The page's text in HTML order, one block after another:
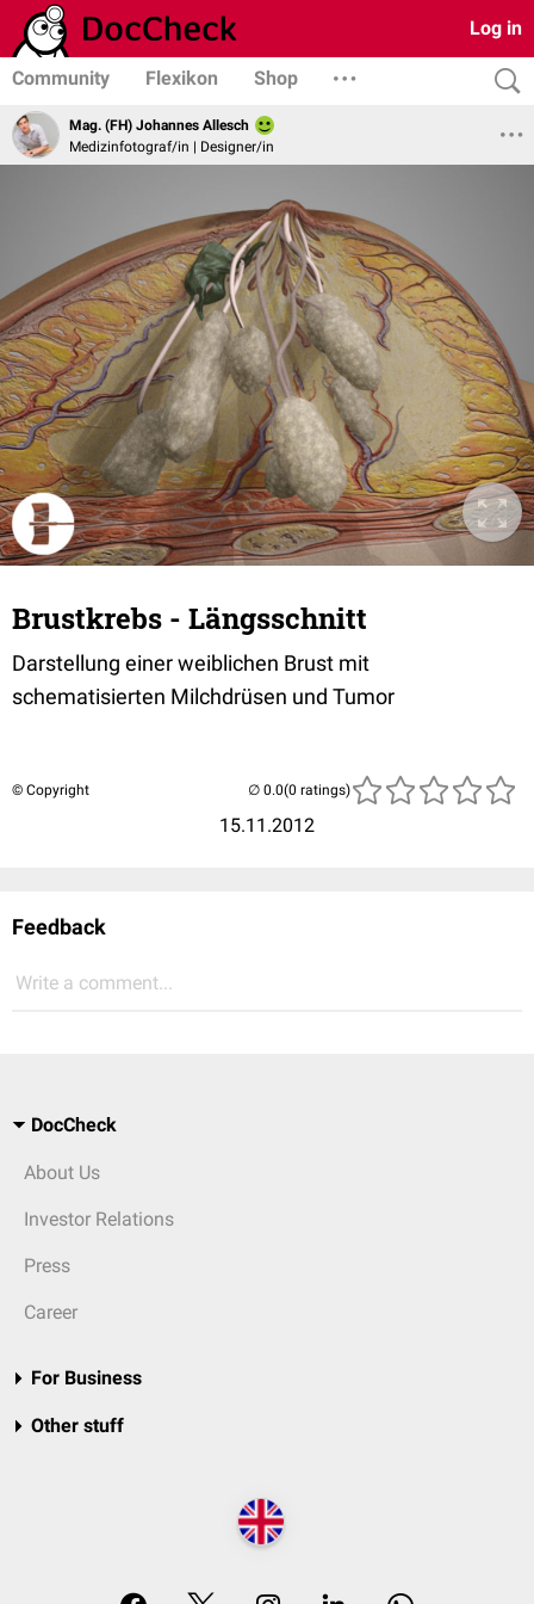
Log in
Community Flexikon Shop
Mag. (FH) Johannes Allesch
Medizinfotograf/in | Designer/in
Brustkrebs - Längsschnitt
Darstellung einer weiblichen Brust mit
schematisierten Milchdrüsen und Tumor
© Copyright
15.11.2012
(0 ratings)
Feedback
Write a comment...
DocCheck
About Us
Investor Relations
Press
Career
For Business
Other stuff